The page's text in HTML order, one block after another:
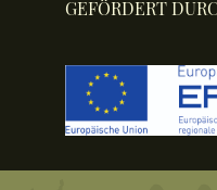
GEFÖRDERT